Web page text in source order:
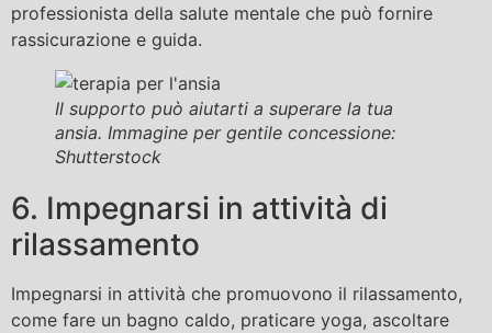
professionista della salute mentale che può fornire
rassicurazione e guida.
Il supporto può aiutarti a superare la tua
ansia. Immagine per gentile concessione:
Shutterstock
6. Impegnarsi in attività di
rilassamento
Impegnarsi in attività che promuovono il rilassamento,
come fare un bagno caldo, praticare yoga, ascoltare